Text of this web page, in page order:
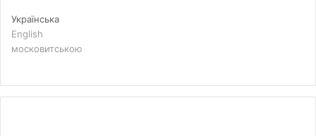
Українська
English
московитською